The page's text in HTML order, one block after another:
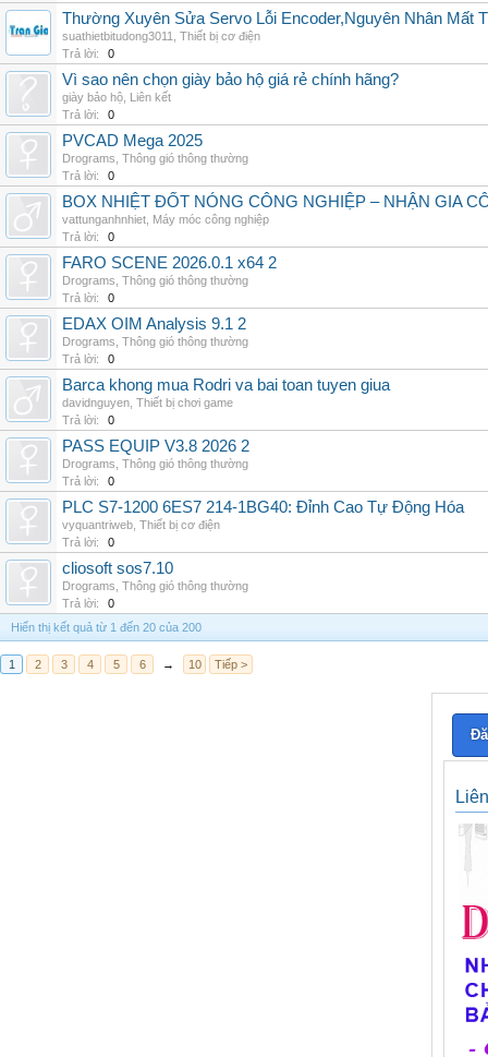
Thường Xuyên Sửa Servo Lỗi Encoder,Nguyên Nhân Mất
suathietbitudong3011
Thiết bị cơ điện
Trả lời:
0
Vì sao nên chọn giày bảo hộ giá rẻ chính hãng?
giày bảo hộ Liên kết
Trả lời:
0
PVCAD Mega 2025
Drograms Thông gió thông thường
Trả lời:
0
BOX NHIỆT ĐỐT NÓNG CÔNG NGHIỆP – NHẬN GIA
vattunganhnhiet Máy móc công nghiệp
Trả lời:
0
FARO SCENE 2026.0.1 x64 2
Drograms Thông gió thông thường
Trả lời:
0
EDAX OIM Analysis 9.1 2
Drograms Thông gió thông thường
Trả lời:
0
Barca khong mua Rodri va bai toan tuyen giua
davidnguyen Thiết bị chơi game
Trả lời:
0
PASS EQUIP V3.8 2026 2
Drograms Thông gió thông thường
Trả lời:
0
PLC S7-1200 6ES7 214-1BG40: Đỉnh Cao Tự Động Hóa
vyquantriweb Thiết bị cơ điện
Trả lời:
0
cliosoft sos7.10
Drograms Thông gió thông thường
Trả lời:
0
Hiển thị kết quả từ 1 đến 20 của 200
1 2 3 4 5 6 → 10 Tiếp >